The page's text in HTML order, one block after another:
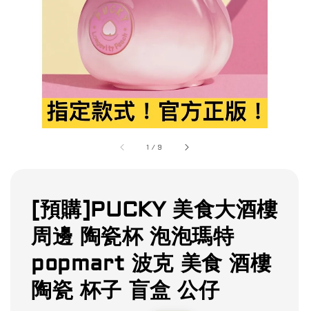
1 / 9
[預購]PUCKY 美食大酒樓
周邊 陶瓷杯 泡泡瑪特
popmart 波克 美食 酒樓
陶瓷 杯子 盲盒 公仔